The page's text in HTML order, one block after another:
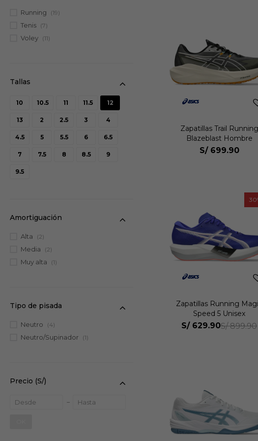
Zapatillas Trail Running
Blazeblast Hombre
S/ 699.90
30
Zapatillas Running
Speed 5 Unisex
S/ 629.90S/ 899.90
10 10.5 11 11.5 12
13 2 2.5 3 4
4.5 5 5.5 6 6.5
7 7.5 8 8.5 9
9.5
Precio (S/)
Running (19)
Tenis (7)
Voley (11)
Tipo de pisada
Neutro (4)
Neutro/Supinador (1)
Amortiguación
Alta (2)
Media (2)
Muy alta (1)